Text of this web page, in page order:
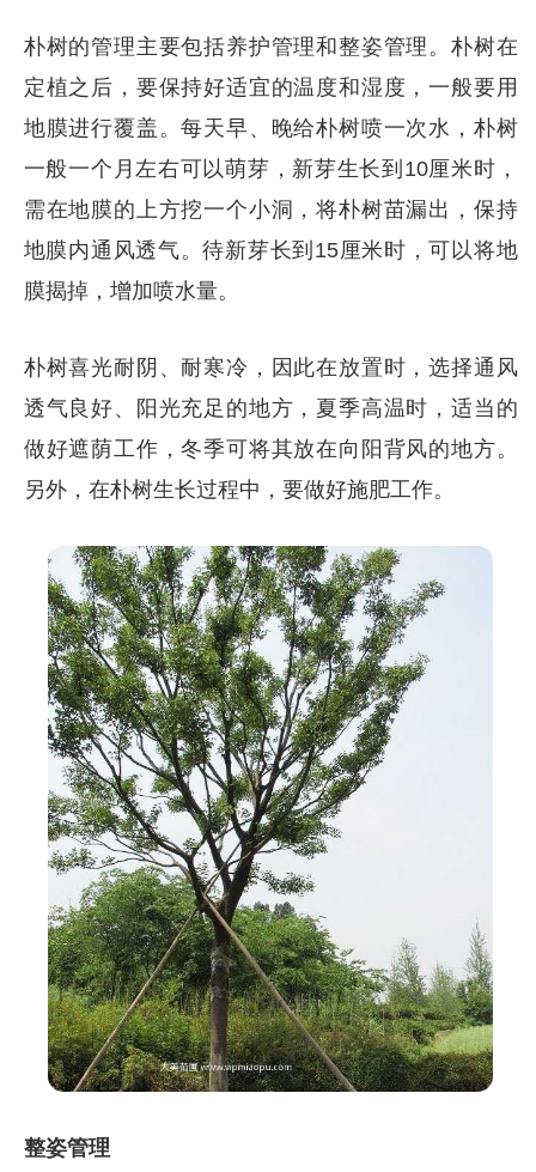
朴树的管理主要包括养护管理和整姿管理。朴树在
定植之后，要保持好适宜的温度和湿度，一般要用
地膜进行覆盖。每天早、晚给朴树喷一次水，朴树
一般一个月左右可以萌芽，新芽生长到10厘米时，
需在地膜的上方挖一个小洞，将朴树苗漏出，保持
地膜内通风透气。待新芽长到15厘米时，可以将地
膜揭掉，增加喷水量。
朴树喜光耐阴、耐寒冷，因此在放置时，选择通风
透气良好、阳光充足的地方，夏季高温时，适当的
做好遮荫工作，冬季可将其放在向阳背风的地方。
另外，在朴树生长过程中，要做好施肥工作。
整姿管理